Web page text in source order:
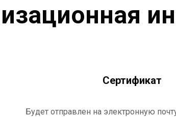
Сертификат
Будет отправлен на электронную